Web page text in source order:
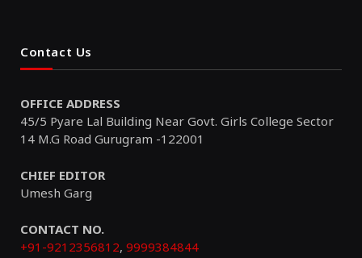
Contact Us
OFFICE ADDRESS
45/5 Pyare Lal Building Near Govt. Girls College Sector
14 M.G Road Gurugram -122001
CHIEF EDITOR
Umesh Garg
CONTACT NO.
+91-9212356812, 9999384844